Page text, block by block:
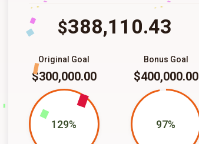
$388,110.43
Bonus Goal
$400,000.00
97%
Original Goal
$300,000.00
129%